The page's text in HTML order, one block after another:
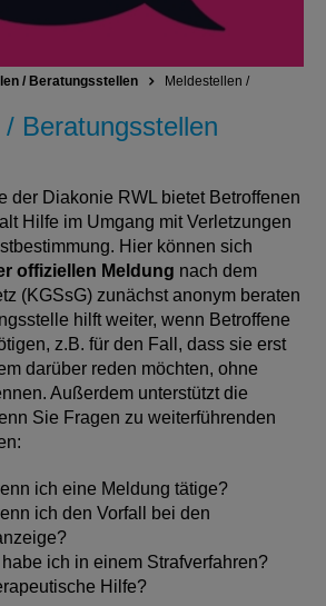
/ Beratungsstellen
Meldestellen /
Beratungsstellen
der Diakonie RWL bietet Betroffenen
Hilfe im Umgang mit Verletzungen
Hier können sich
offiziellen Meldung nach dem
(KGSsG) zunächst anonym beraten
hilft weiter, wenn Betroffene
z.B. für den Fall, dass sie erst
darüber reden möchten, ohne
Außerdem unterstützt die
Sie Fragen zu weiterführenden
ich eine Meldung tätige?
ich den Vorfall bei den
ich in einem Strafverfahren?
Hilfe?